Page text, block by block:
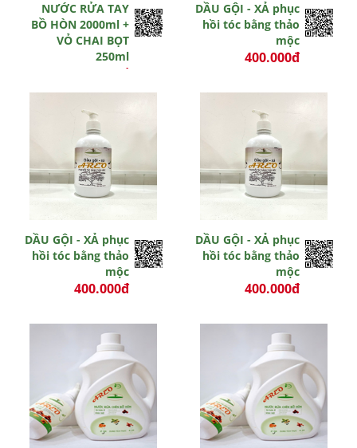
NƯỚC RỬA TAY
BỒ HÒN 2000ml +
VỎ CHAI BỌT
250ml
370.000đ
0 đ
Hết hiệu lực
DẦU GỘI - XẢ phục
hồi tóc bằng thảo
mộc
400.000đ
Hết hiệu lực
DẦU GỘI - XẢ phục
hồi tóc bằng thảo
mộc
400.000đ
Hết hiệu lực
DẦU GỘI - XẢ phục
hồi tóc bằng thảo
mộc
400.000đ
Còn hiệu lực